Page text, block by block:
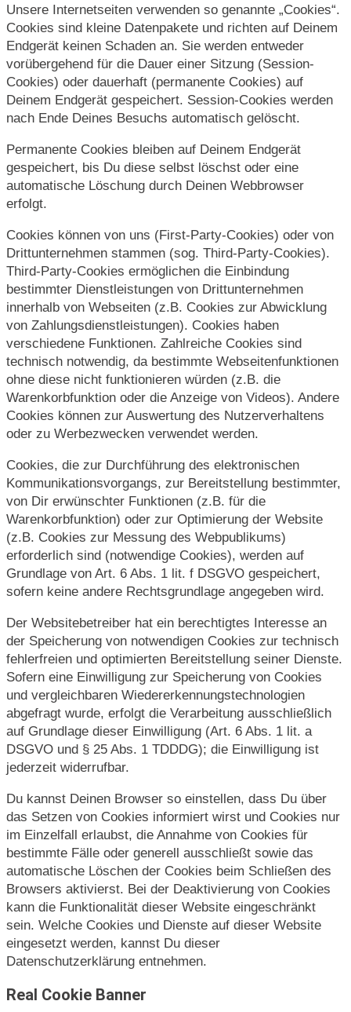
Unsere Internetseiten verwenden so genannte „Cookies“.
Cookies sind kleine Datenpakete und richten auf Deinem
Endgerät keinen Schaden an. Sie werden entweder
vorübergehend für die Dauer einer Sitzung (Session-
Cookies) oder dauerhaft (permanente Cookies) auf
Deinem Endgerät gespeichert. Session-Cookies werden
nach Ende Deines Besuchs automatisch gelöscht.
Permanente Cookies bleiben auf Deinem Endgerät
gespeichert, bis Du diese selbst löschst oder eine
automatische Löschung durch Deinen Webbrowser
erfolgt.
Cookies können von uns (First-Party-Cookies) oder von
Drittunternehmen stammen (sog. Third-Party-Cookies).
Third-Party-Cookies ermöglichen die Einbindung
bestimmter Dienstleistungen von Drittunternehmen
innerhalb von Webseiten (z.B. Cookies zur Abwicklung
von Zahlungsdienstleistungen). Cookies haben
verschiedene Funktionen. Zahlreiche Cookies sind
technisch notwendig, da bestimmte Webseitenfunktionen
ohne diese nicht funktionieren würden (z.B. die
Warenkorbfunktion oder die Anzeige von Videos). Andere
Cookies können zur Auswertung des Nutzerverhaltens
oder zu Werbezwecken verwendet werden.
Cookies, die zur Durchführung des elektronischen
Kommunikationsvorgangs, zur Bereitstellung bestimmter,
von Dir erwünschter Funktionen (z.B. für die
Warenkorbfunktion) oder zur Optimierung der Website
(z.B. Cookies zur Messung des Webpublikums)
erforderlich sind (notwendige Cookies), werden auf
Grundlage von Art. 6 Abs. 1 lit. f DSGVO gespeichert,
sofern keine andere Rechtsgrundlage angegeben wird.
Der Websitebetreiber hat ein berechtigtes Interesse an
der Speicherung von notwendigen Cookies zur technisch
fehlerfreien und optimierten Bereitstellung seiner Dienste.
Sofern eine Einwilligung zur Speicherung von Cookies
und vergleichbaren Wiedererkennungstechnologien
abgefragt wurde, erfolgt die Verarbeitung ausschließlich
auf Grundlage dieser Einwilligung (Art. 6 Abs. 1 lit. a
DSGVO und § 25 Abs. 1 TDDDG); die Einwilligung ist
jederzeit widerrufbar.
Du kannst Deinen Browser so einstellen, dass Du über
das Setzen von Cookies informiert wirst und Cookies nur
im Einzelfall erlaubst, die Annahme von Cookies für
bestimmte Fälle oder generell ausschließt sowie das
automatische Löschen der Cookies beim Schließen des
Browsers aktivierst. Bei der Deaktivierung von Cookies
kann die Funktionalität dieser Website eingeschränkt
sein. Welche Cookies und Dienste auf dieser Website
eingesetzt werden, kannst Du dieser
Datenschutzerklärung entnehmen.
Real Cookie Banner